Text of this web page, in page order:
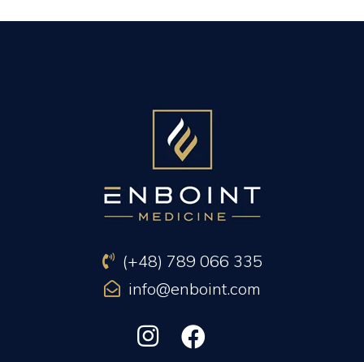
(+48) 789 066 335
info@enboint.com